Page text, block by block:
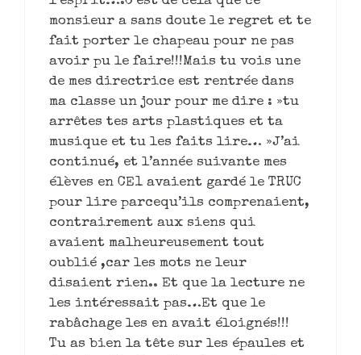
monsieur a sans doute le regret et te
fait porter le chapeau pour ne pas
avoir pu le faire!!!Mais tu vois une
de mes directrice est rentrée dans
ma classe un jour pour me dire : »tu
arrêtes tes arts plastiques et ta
musique et tu les faits lire… »J’ai
continué, et l’année suivante mes
élèves en CE1 avaient gardé le TRUC
pour lire parcequ’ils comprenaient,
contrairement aux siens qui
avaient malheureusement tout
oublié ,car les mots ne leur
disaient rien.. Et que la lecture ne
les intéressait pas…Et que le
rabâchage les en avait éloignés!!!
Tu as bien la tête sur les épaules et